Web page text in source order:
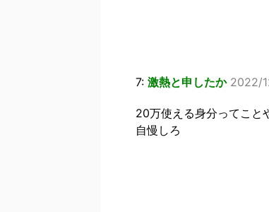
7: 激熱と申したか 2022/
20万使える身分ってこと
自慢しろ